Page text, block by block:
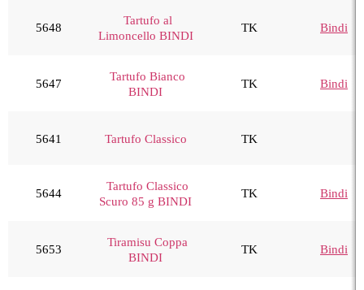
5648
Tartufo al
Limoncello BINDI
TK Bindi
5647
Tartufo Bianco
BINDI
TK Bindi
5641 Tartufo Classico TK
5644
Tartufo Classico
Scuro 85 g BINDI
TK Bindi
5653
Tiramisu Coppa
BINDI
TK Bindi